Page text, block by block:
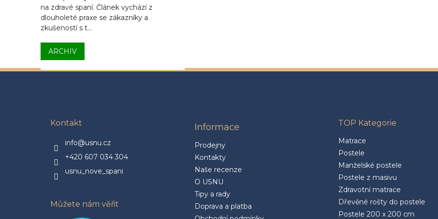
na zdravé spaní. Článek vychází z
dlouholeté praxe se zákazníky a
zkušeností s t...
ARCHIV
Kontakt
info@usnu.cz
+420 607 034 304
usnu_nove_spani
Můžete nám věřit
Informace
Prodejny
Kontakty
Naše recenze
O USNU
Tipy a rady
Doprava a platba
TOP Kategorie
Matrace
Postele
Manželské postele
Postele z masivu
Zdravotní matrace
Dřevěné rošty do postele
Postele 200 x 200 cm